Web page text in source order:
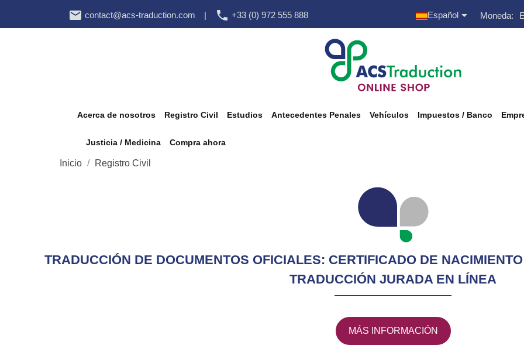
 contact@acs-traduction.com |  +33 (0) 972 555 888 Español Moneda:
Acerca de nosotros Registro Civil Estudios Antecedentes Penales Vehículos Impuestos / Banco
Justicia / Medicina Compra ahora
Inicio Registro Civil
TRADUCCIÓN DE DOCUMENTOS OFICIALES: CERTIFICADO DE
TRADUCCIÓN JURADA EN LÍNEA
MÁS INFORMACIÓN